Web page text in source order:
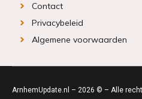
Contact
Privacybeleid
Algemene voorwaarden
ArnhemUpdate.nl – 2026 © – Alle